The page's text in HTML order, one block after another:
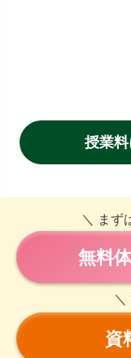
授業
＼ まず
無料
＼
資